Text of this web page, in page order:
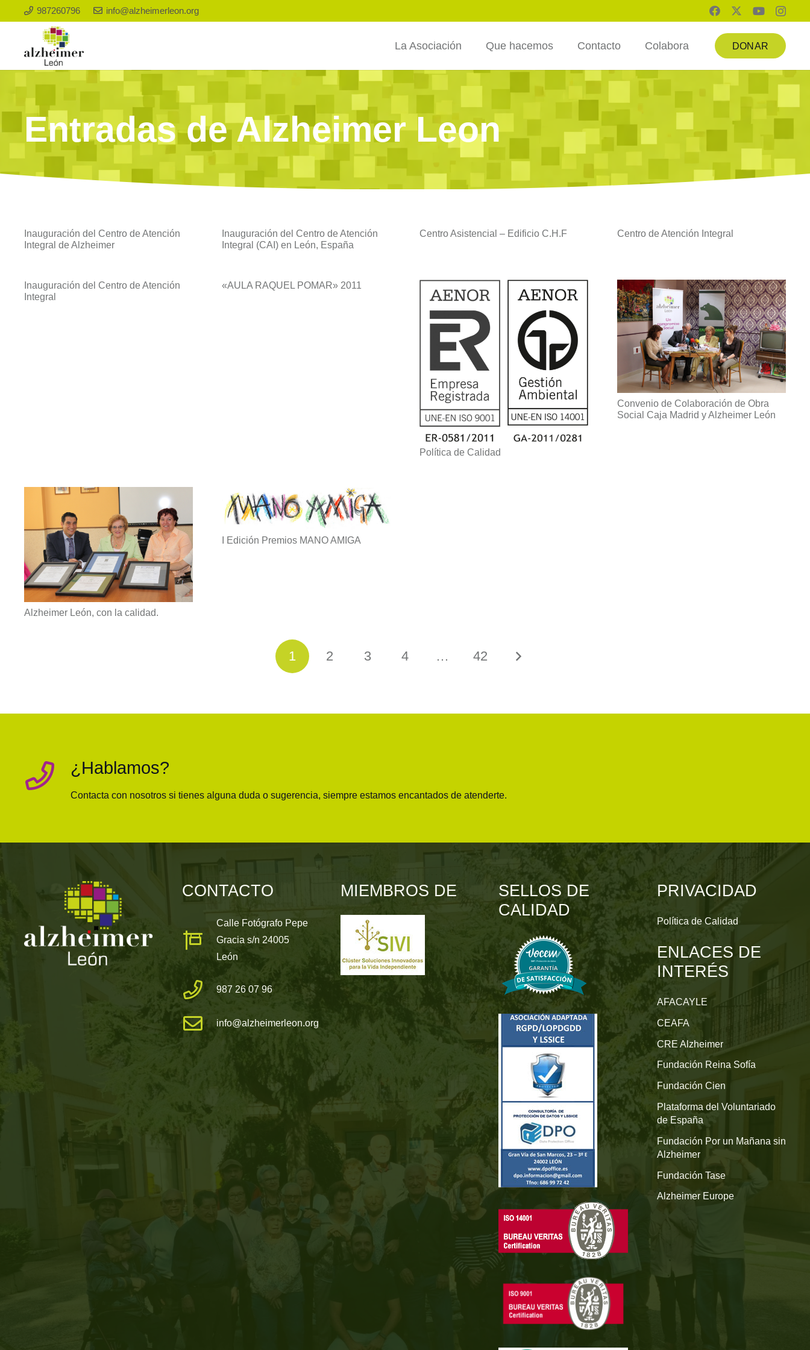
987260796 info@alzheimerleon.org
La Asociación Que hacemos Contacto Colabora DONAR
Entradas de Alzheimer Leon
Inauguración del Centro de Atención
Integral de Alzheimer
Inauguración del Centro de Atención
Integral (CAI) en León, España
Centro Asistencial – Edificio C.H.F Centro de Atención Integral
Inauguración del Centro de Atención
Integral
«AULA RAQUEL POMAR» 2011
Política de Calidad
Convenio de Colaboración de Obra
Social Caja Madrid y Alzheimer León
Alzheimer León, con la calidad.
I Edición Premios MANO AMIGA
1 2 3 4 … 42
¿Hablamos?
Contacta con nosotros si tienes alguna duda o sugerencia, siempre estamos encantados de atenderte.
CONTACTO
Calle Fotógrafo Pepe
Gracia s/n 24005
León
987 26 07 96
info@alzheimerleon.org
MIEMBROS DE
SELLOS DE
CALIDAD
PRIVACIDAD
Política de Calidad
ENLACES DE
INTERÉS
AFACAYLE
CEAFA
CRE Alzheimer
Fundación Reina Sofía
Fundación Cien
Plataforma del Voluntariado
de España
Fundación Por un Mañana sin
Alzheimer
Fundación Tase
Alzheimer Europe